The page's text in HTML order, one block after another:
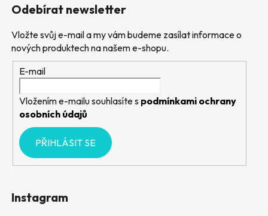
Odebírat newsletter
Vložte svůj e-mail a my vám budeme zasílat informace o
nových produktech na našem e-shopu.
E-mail
Vložením e-mailu souhlasíte s podmínkami ochrany
osobních údajů
PŘIHLÁSIT SE
Instagram